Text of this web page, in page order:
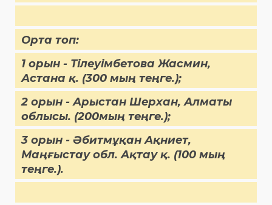
Орта топ:
1 орын - Тілеуімбетова Жасмин,
Астана қ. (300 мың теңге.);
2 орын - Арыстан Шерхан, Алматы
облысы. (200мың теңге.);
3 орын - Әбитмұқан Ақниет,
Маңғыстау обл. Ақтау қ. (100 мың
теңге.).